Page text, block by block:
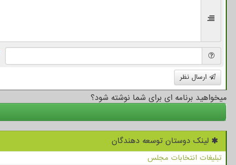
ارسال نظر
میخواهید برنامه ای برای شما نوشته شود؟
لینک دوستان توسعه دهندگان
تبلیغات انتخابات مجلس